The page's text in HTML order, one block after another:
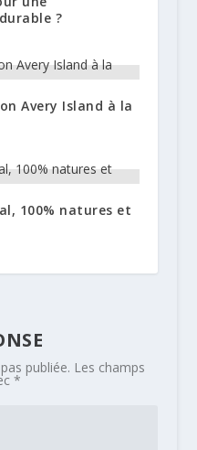
?
Avery Island à la
100% natures et
publiée. Les champs
*